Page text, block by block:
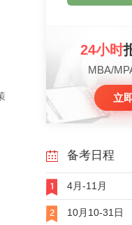
24小时
MBA/
立
备考日程
4月-11月
10月10-31日